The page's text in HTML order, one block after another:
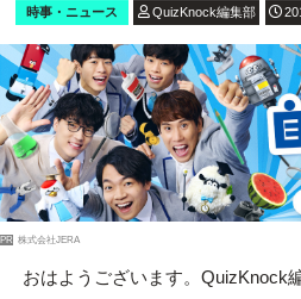
時事・ニュース QuizKnock編集部
PR 株式会社JERA
おはようございます。QuizKnock